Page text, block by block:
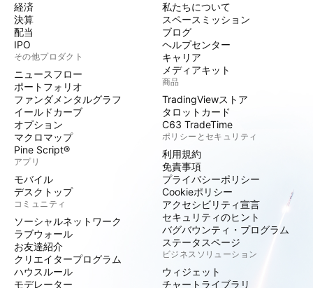
経済
決算
配当
IPO
その他プロダクト
ニュースフロー
ポートフォリオ
ファンダメンタルグラフ
イールドカーブ
オプション
マクロマップ
Pine Script®
アプリ
モバイル
デスクトップ
コミュニティ
ソーシャルネットワーク
ラブウォール
お友達紹介
クリエイタープログラム
ハウスルール
モデレーター
私たちについて
スペースミッション
ブログ
ヘルプセンター
キャリア
メディアキット
商品
TradingViewストア
タロットカード
C63 TradeTime
ポリシーとセキュリティ
利用規約
免責事項
プライバシーポリシー
Cookieポリシー
アクセシビリティ宣言
セキュリティのヒント
バグバウンティ・プログラム
ステータスページ
ビジネスソリューション
ウィジェット
チャートライブラリ